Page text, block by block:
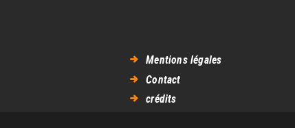
Mentions légales
Contact
crédits